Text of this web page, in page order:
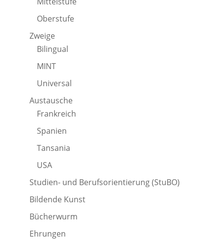
Oberstufe
Zweige
Bilingual
MINT
Universal
Austausche
Frankreich
Spanien
Tansania
USA
Studien- und Berufsorientierung (StuBO)
Bildende Kunst
Bücherwurm
Ehrungen